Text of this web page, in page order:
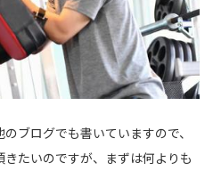
ブログでも書いていますので、
たいのですが、まずは何よりも